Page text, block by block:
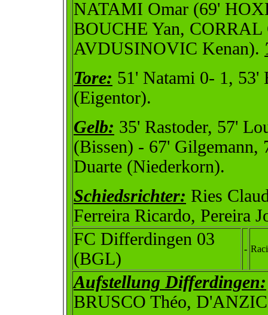
NATAMI Omar (69'
BOUCHE Yan,
AVDUSINOVIC Kenan).
Tore: 51' Natami 0- 1, 53'
(Eigentor).
Gelb: 35' Rastoder, 57'
(Bissen) - 67' Gilgemann,
Duarte (Niederkorn).
Schiedsrichter: Ries
Ferreira Ricardo, Pereira
FC Differdingen 03
(BGL)
-
Aufstellung Differdingen:
BRUSCO Théo,